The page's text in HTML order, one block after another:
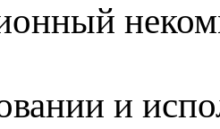
и